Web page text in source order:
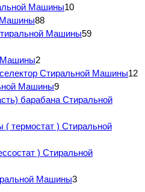
Машины10
Машины88
Машины59
Машины2
Стиральной Машины12
Машины9
барабана Стиральной
( термостат ) Стиральной
) Стиральной
Машины3